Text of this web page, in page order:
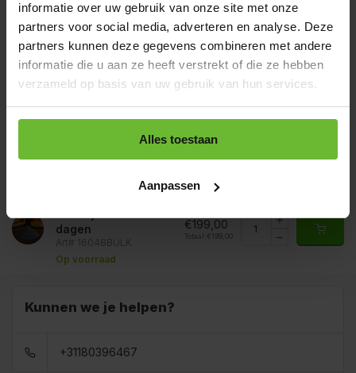
informatie over uw gebruik van onze site met onze
partners voor social media, adverteren en analyse. Deze
partners kunnen deze gegevens combineren met andere
informatie die u aan ze heeft verstrekt of die ze hebben
verzameld op basis van uw gebruik van hun services.
Alles toestaan
Aanpassen
Zakje 85 gram
Art# 16048S
Op voorraad
€2,95
Strooibus 250 gram
Art# 16048Z2
Op voorraad
€5,80
€11,95
Totaal:€11,95
dagen
Art# 16048BULK
Op voorraad
€199,00
Totaal: €199,00
Kunnen we je helpen?
+31180396467